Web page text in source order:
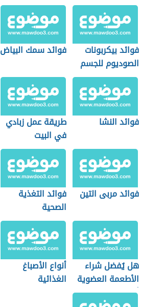
فوائد بيكربونات
الصوديوم للجسم
فوائد سمك البياض
فوائد النشا
طريقة عمل زبادي
في البيت
فوائد مربى التين
فوائد التغذية
الصحية
هل يُفضل شراء
الأطعمة العضوية
أثناء التسوق؟
أنواع الأصباغ
الغذائية